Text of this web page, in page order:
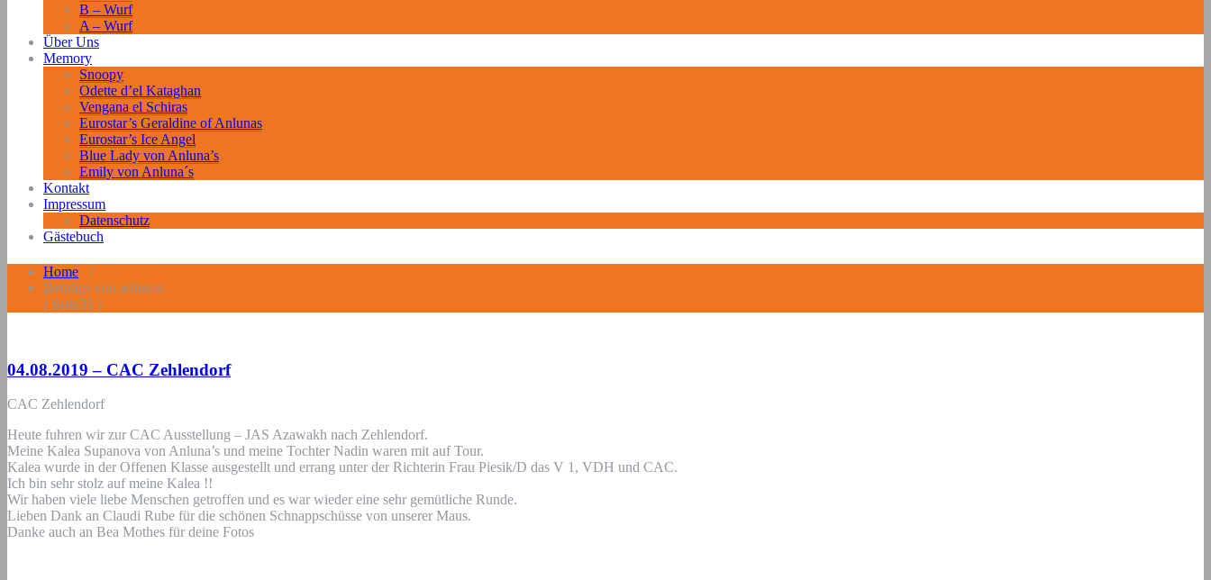
B – Wurf
A – Wurf
Über Uns
Memory
Snoopy
Odette d’el Kataghan
Vengana el Schiras
Eurostar’s Geraldine of Anlunas
Eurostar’s Ice Angel
Blue Lady von Anluna’s
Emily von Anluna´s
Kontakt
Impressum
Datenschutz
Gästebuch
Home /
Beiträge von anlunas
( Seite35 )
04.08.2019 – CAC Zehlendorf
CAC Zehlendorf
Heute fuhren wir zur CAC Ausstellung – JAS Azawakh nach Zehlendorf.
Meine Kalea Supanova von Anluna’s und meine Tochter Nadin waren mit auf Tour.
Kalea wurde in der Offenen Klasse ausgestellt und errang unter der Richterin Frau Piesik/D das V 1, VDH und CAC.
Ich bin sehr stolz auf meine Kalea !!
Wir haben viele liebe Menschen getroffen und es war wieder eine sehr gemütliche Runde.
Lieben Dank an Claudi Rube für die schönen Schnappschüsse von unserer Maus.
Danke auch an Bea Mothes für deine Fotos